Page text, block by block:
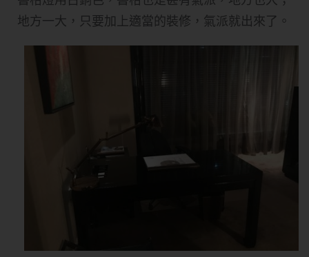
地方一大，只要加上適當的裝修，氣派就出來了。